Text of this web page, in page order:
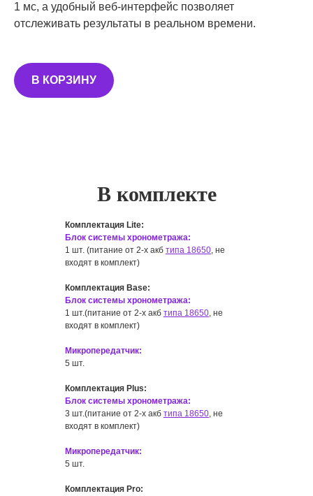
1 мс, а удобный веб-интерфейс позволяет
отслеживать результаты в реальном времени.
В КОРЗИНУ
В комплекте
Комплектация Lite:
Блок системы хронометража:
1 шт. (питание от 2-х акб типа 18650, не
входят в комплект)
Комплектация Base:
Блок системы хронометража:
1 шт.(питание от 2-х акб типа 18650, не
входят в комплект)
Микропередатчик:
5 шт.
Комплектация Plus:
Блок системы хронометража:
3 шт.(питание от 2-х акб типа 18650, не
входят в комплект)
Микропередатчик:
5 шт.
Комплектация Pro: